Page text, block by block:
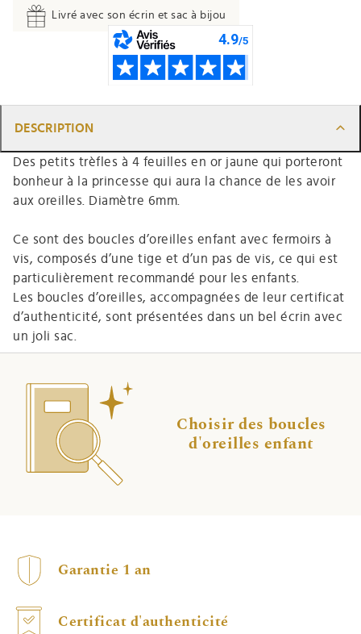
Livré avec son écrin et sac à bijou
DESCRIPTION
Des petits trèfles à 4 feuilles en or jaune qui porteront
bonheur à la princesse qui aura la chance de les avoir
aux oreilles. Diamètre 6mm.
Ce sont des boucles d’oreilles enfant avec fermoirs à
vis, composés d’une tige et d’un pas de vis, ce qui est
particulièrement recommandé pour les enfants.
Les boucles d’oreilles, accompagnées de leur certificat
d’authenticité, sont présentées dans un bel écrin avec
un joli sac.
Choisir des boucles
d'oreilles enfant
Garantie 1 an
Certificat d'authenticité